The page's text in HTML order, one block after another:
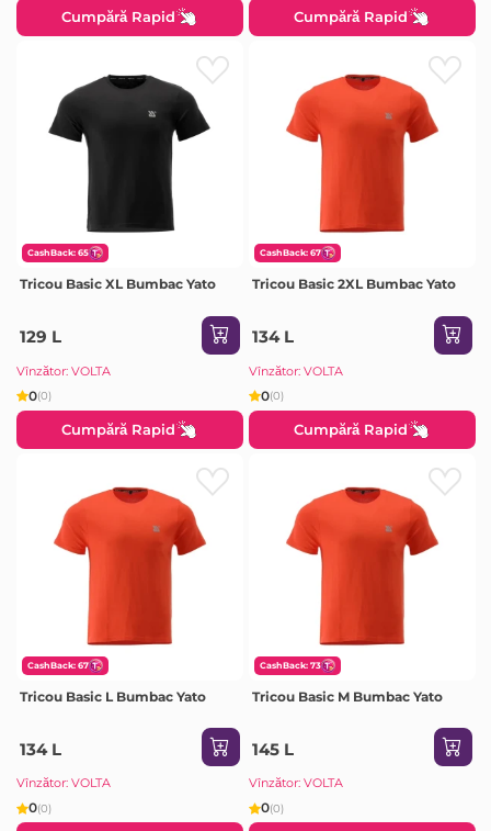
Cumpără Rapid Cumpără Rapid
CashBack: 65
Tricou Basic XL Bumbac Yato
129 L
Vînzător: VOLTA
0(0)
Cumpără Rapid
CashBack: 67
Tricou Basic 2XL Bumbac Yato
134 L
Vînzător: VOLTA
0(0)
Cumpără Rapid
CashBack: 67
Tricou Basic L Bumbac Yato
134 L
Vînzător: VOLTA
0(0)
CashBack: 73
Tricou Basic M Bumbac Yato
145 L
Vînzător: VOLTA
0(0)